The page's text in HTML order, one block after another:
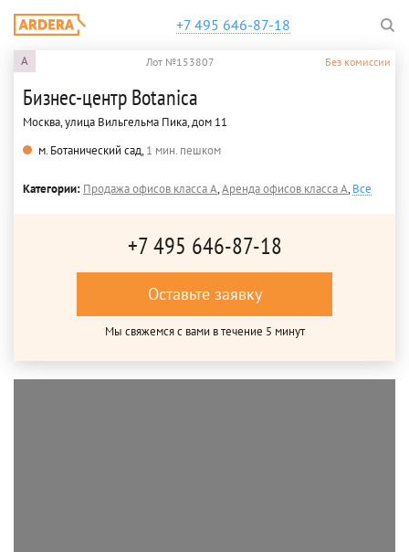
+7 495 646-87-18
A Лот №153807 Без комиссии
Бизнес-центр Botanica
Москва, улица Вильгельма Пика, дом 11
м. Ботанический сад,1 мин. пешком
Категории: Продажа офисов класса A,Аренда офисов класса A,Все
+7 495 646-87-18
Оставьте заявку
Мы свяжемся с вами в течение 5 минут